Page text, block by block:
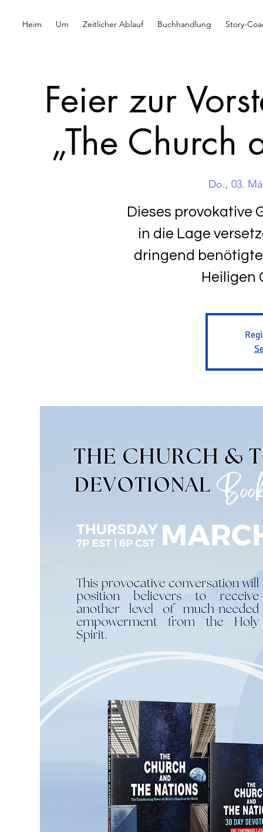
Heim Um Zeitlicher Ablauf Buchhandlung Story-
Feier zur
„The Church
Do., 03.
Dieses provokative
in die Lage
dringend
Heiligen